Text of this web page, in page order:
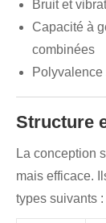
Bruit et
Capacité à
combinées
Structure
La conception
mais efficace.
types suivants :